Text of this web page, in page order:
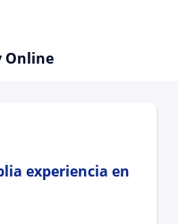
Online
experiencia en